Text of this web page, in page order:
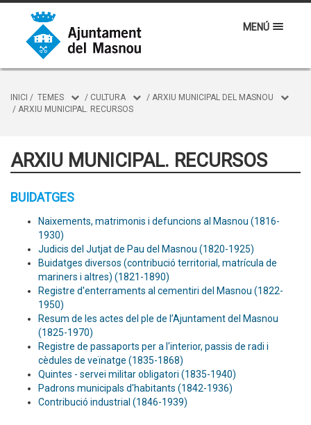
MENÚ
INICI / TEMES / CULTURA / ARXIU MUNICIPAL DEL MASNOU
/ ARXIU MUNICIPAL. RECURSOS
ARXIU MUNICIPAL. RECURSOS
BUIDATGES
Naixements, matrimonis i defuncions al Masnou (1816-
1930)
Judicis del Jutjat de Pau del Masnou (1820-1925)
Buidatges diversos (contribució territorial, matrícula de
mariners i altres) (1821-1890)
Registre d'enterraments al cementiri del Masnou (1822-
1950)
Resum de les actes del ple de l’Ajuntament del Masnou
(1825-1970)
Registre de passaports per a l'interior, passis de radi i
cèdules de veïnatge (1835-1868)
Quintes - servei militar obligatori (1835-1940)
Padrons municipals d'habitants (1842-1936)
Contribució industrial (1846-1939)